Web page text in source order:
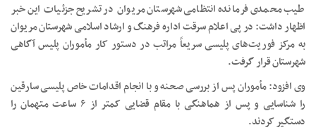
طیب محمدی فرمانده انتظامی شهرستان مریوان در تشریح جزئیات این خبر
اظهار داشت: در پی اعلام سرقت اداره فرهنگ و ارشاد اسلامی شهرستان مریوان
به مرکز فوریت‌های پلیسی سریعاً مراتب در دستور کار مأموران پلیس آگاهی
شهرستان قرار گرفت.
وی افزود: مأموران پس از بررسی صحنه و با انجام اقدامات خاص پلیسی سارقین
را شناسایی و پس از هماهنگی با مقام قضایی کمتر از ۶ ساعت متهمان را
دستگیر کردند.